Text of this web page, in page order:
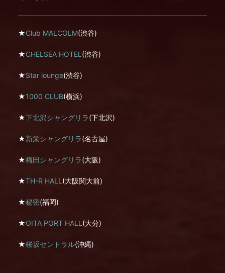
★Club MALCOLM(渋谷)
★CHELSEA HOTEL (渋谷)
★Star lounge(渋谷)
★1000 CLUB(横浜)
★下北沢シャングリラ(下北沢)
★新栄シャングリラ(名古屋)
★梅田シャングリラ(大阪)
★TH-R HALL (大阪関大前)
★秘密(福岡)
★OITA PORT HALL (大分)
★桜坂セントラル(沖縄)